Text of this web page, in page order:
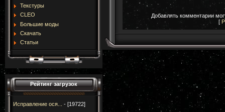
Текстуры
CLEO
Большие моды
Скачать
Статьи
Рейтинг загрузок
Исправление ося...
- [19722]
Добавлять комментарии
[